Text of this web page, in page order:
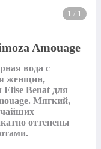
1 / 1
Amouage
вода с
женщин,
Elise Benat для
Мягкий,
оттенены